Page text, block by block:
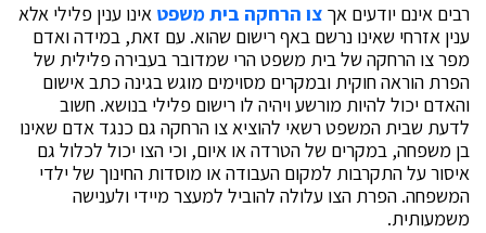
רבים אינם יודעים אך צו הרחקה בית משפט אינו ענין פלילי אלא
ענין אזרחי שאינו נרשם באף רישום שהוא. עם זאת, במידה ואדם
מפר צו הרחקה של בית משפט הרי שמדובר בעבירה פלילית של
הפרת הוראה חוקית ובמקרים מסוימים מוגש בגינה כתב אישום
והאדם יכול להיות מורשע ויהיה לו רישום פלילי בנושא. חשוב
לדעת שבית המשפט רשאי להוציא צו הרחקה גם כנגד אדם שאינו
בן משפחה, במקרים של הטרדה או איום, וכי הצו יכול לכלול גם
איסור על התקרבות למקום העבודה או מוסדות החינוך של ילדי
המשפחה. הפרת הצו עלולה להוביל למעצר מיידי ולענישה
משמעותית.